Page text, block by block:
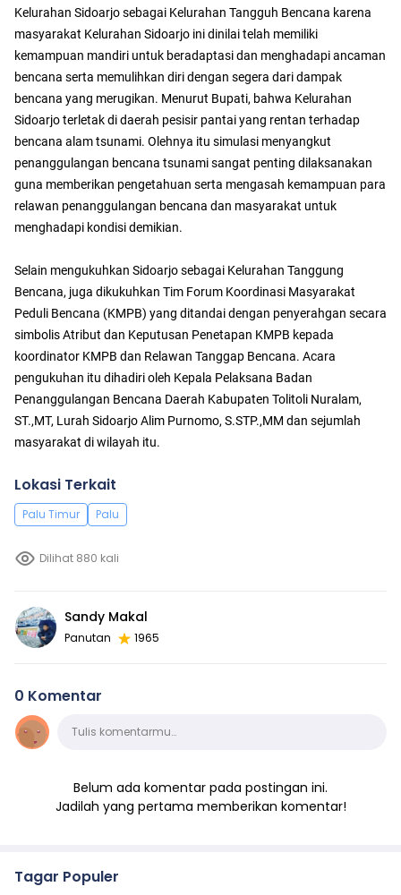
Kelurahan Sidoarjo sebagai Kelurahan Tangguh Bencana karena
masyarakat Kelurahan Sidoarjo ini dinilai telah memiliki
kemampuan mandiri untuk beradaptasi dan menghadapi ancaman
bencana serta memulihkan diri dengan segera dari dampak
bencana yang merugikan. Menurut Bupati, bahwa Kelurahan
Sidoarjo terletak di daerah pesisir pantai yang rentan terhadap
bencana alam tsunami. Olehnya itu simulasi menyangkut
penanggulangan bencana tsunami sangat penting dilaksanakan
guna memberikan pengetahuan serta mengasah kemampuan para
relawan penanggulangan bencana dan masyarakat untuk
menghadapi kondisi demikian.
Selain mengukuhkan Sidoarjo sebagai Kelurahan Tanggung
Bencana, juga dikukuhkan Tim Forum Koordinasi Masyarakat
Peduli Bencana (KMPB) yang ditandai dengan penyerahgan secara
simbolis Atribut dan Keputusan Penetapan KMPB kepada
koordinator KMPB dan Relawan Tanggap Bencana. Acara
pengukuhan itu dihadiri oleh Kepala Pelaksana Badan
Penanggulangan Bencana Daerah Kabupaten Tolitoli Nuralam,
ST.,MT, Lurah Sidoarjo Alim Purnomo, S.STP.,MM dan sejumlah
masyarakat di wilayah itu.
Lokasi Terkait
Palu Timur Palu
Dilihat 880 kali
Sandy Makal
Panutan 1965
0 Komentar
KomentarTulis komentarmu…
Belum ada komentar pada postingan ini.
Jadilah yang pertama memberikan komentar!
Tagar Populer